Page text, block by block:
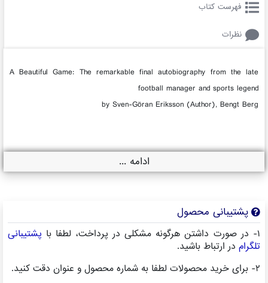
فهرست کتاب
نظرات
A Beautiful Game: The remarkable final autobiography from the late
football manager and sports legend
by Sven-Göran Eriksson (Author), Bengt Berg
ادامه ...
پشتیبانی محصول
پشتیبانی
تلگرامدر ارتباط باشید.